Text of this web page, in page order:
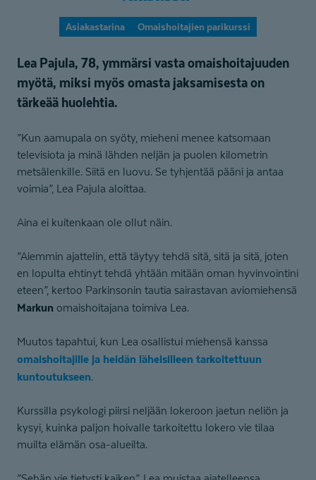
Asiakastarina Omaishoitajien parikurssi
Lea Pajula, 78, ymmärsi vasta omaishoitajuuden
myötä, miksi myös omasta jaksamisesta on
tärkeää huolehtia.
”Kun aamupala on syöty, mieheni menee katsomaan
televisiota ja minä lähden neljän ja puolen kilometrin
metsälenkille. Siitä en luovu. Se tyhjentää pääni ja antaa
voimia”, Lea Pajula aloittaa.
Aina ei kuitenkaan ole ollut näin.
”Aiemmin ajattelin, että täytyy tehdä sitä, sitä ja sitä, joten
en lopulta ehtinyt tehdä yhtään mitään oman hyvinvointini
eteen”, kertoo Parkinsonin tautia sairastavan aviomiehensä
Markun omaishoitajana toimiva Lea.
Muutos tapahtui, kun Lea osallistui miehensä kanssa
omaishoitajille ja heidän läheisilleen tarkoitettuun
kuntoutukseen.
Kurssilla psykologi piirsi neljään lokeroon jaetun neliön ja
kysyi, kuinka paljon hoivalle tarkoitettu lokero vie tilaa
muilta elämän osa-alueilta.